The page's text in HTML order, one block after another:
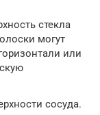
стекла
могут
или
сосуда.